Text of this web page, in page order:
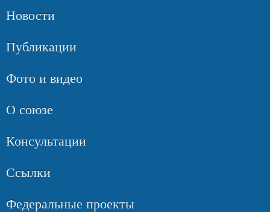
Новости
Публикации
Фото и видео
О союзе
Консультации
Ссылки
Федеральные проекты